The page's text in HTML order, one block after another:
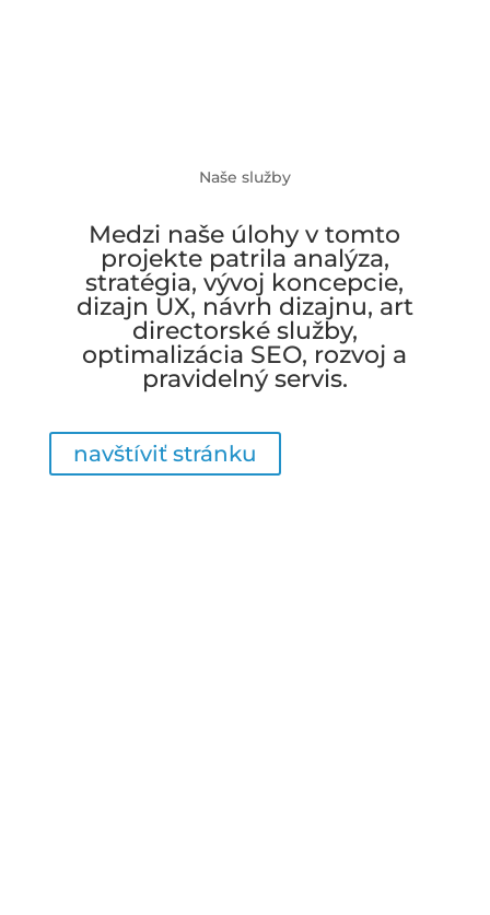
Naše služby
Medzi naše úlohy v tomto
projekte patrila analýza,
stratégia, vývoj koncepcie,
dizajn UX, návrh dizajnu, art
directorské služby,
optimalizácia SEO, rozvoj a
pravidelný servis.
navštíviť stránku